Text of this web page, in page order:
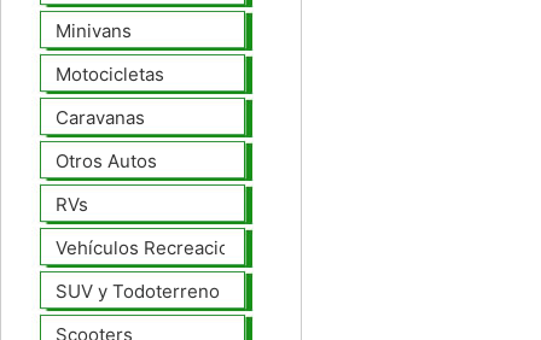
Minivans
Motocicletas
Caravanas
Otros Autos
RVs
Vehículos Recreacionales
SUV y Todoterreno
Scooters